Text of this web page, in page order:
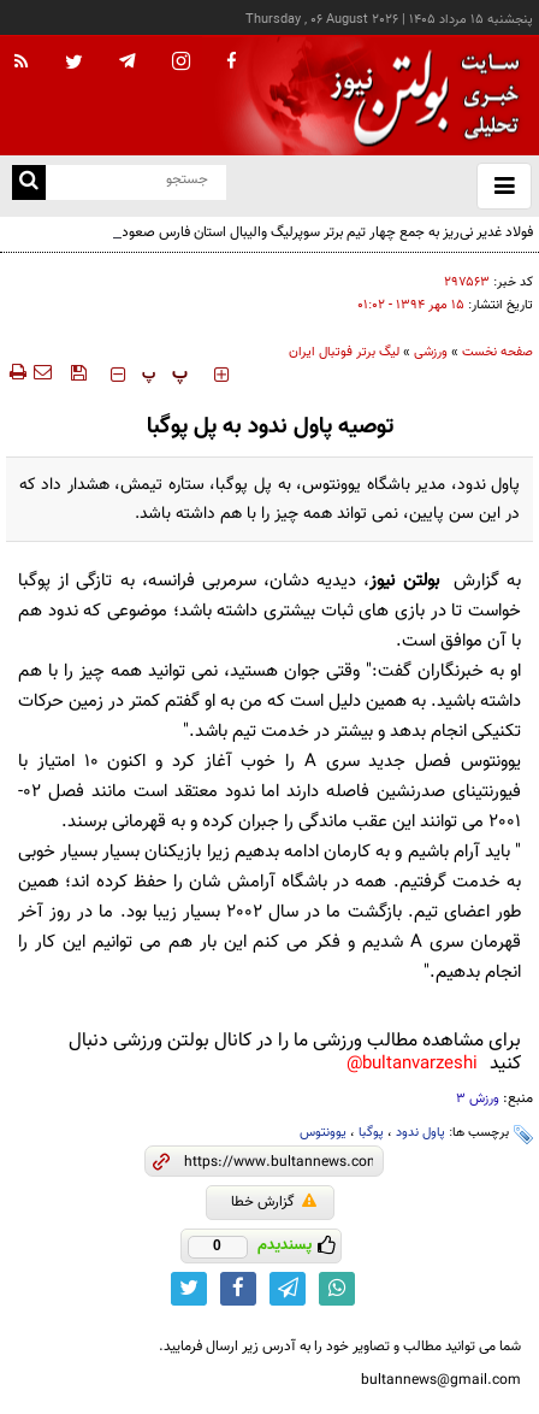
پنجشنبه ۱۵ مرداد ۱۴۰۵ |
Thursday , 06 August 2026
باز
و
فولاد غدیر نی‌ریز به جمع چهار تیم برتر سوپرلیگ والیبال استان فارس صعود کرد
کد خبر: ۲۹۷۵۶۳
تاریخ انتشار: ۱۵ مهر ۱۳۹۴ - ۰۱:۰۲
صفحه نخست »ورزشی »لیگ برتر فوتبال ایران
‍‍‍ پ پ
توصیه پاول ندود به پل پوگبا
پاول ندود، مدیر باشگاه یوونتوس، به پل پوگبا، ستاره تیمش، هشدار داد که
در این سن پایین، نمی تواند ‏همه چیز را با هم داشته باشد.‏
به گزارشبولتن نیوز، دیدیه دشان، سرمربی فرانسه، به تازگی از پوگبا
خواست تا در بازی های ثبات ‏بیشتری داشته باشد؛ موضوعی که ندود هم
با آن موافق است.‏
او به خبرنگاران گفت:" وقتی جوان هستید، نمی توانید همه چیز را با هم
داشته باشید. به همین دلیل است ‏که من به او گفتم کمتر در زمین حرکات
تکنیکی انجام بدهد و بیشتر در خدمت تیم باشد."‏
یوونتوس فصل جدید سری ‏A‏ را خوب آغاز کرد و اکنون 10 امتیاز با
فیورنتینای صدرنشین فاصله دارند ‏اما ندود معتقد است مانند فصل 02-
2001 می توانند این عقب ماندگی را جبران کرده و به قهرمانی ‏برسند.‏
‏" باید آرام باشیم و به کارمان ادامه بدهیم زیرا بازیکنان بسیار بسیار خوبی
به خدمت گرفتیم. همه در ‏باشگاه آرامش شان را حفظ کرده اند؛ همین
طور اعضای تیم. بازگشت ما در سال 2002 بسیار زیبا بود. ‏ما در روز آخر
قهرمان سری ‏A‏ شدیم و فکر می کنم این بار هم می توانیم این کار را
انجام بدهیم."‏
برای مشاهده مطالب ورزشی ما را در کانال بولتن ورزشی دنبال
کنید bultanvarzeshi@
منبع: ورزش 3
برچسب ها: پاول ندود ، پوگبا ، یوونتوس
گزارش خطا
پسندیدم 0
شما می توانید مطالب و تصاویر خود را به آدرس زیر ارسال فرمایید.
bultannews@gmail.com